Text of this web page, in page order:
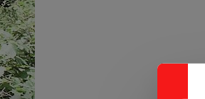
Banner einklappen